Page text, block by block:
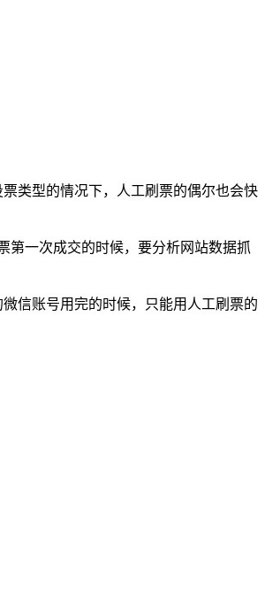
类型的情况下，人工刷票的偶尔也会快
第一次成交的时候，要分析网站数据抓
信账号用完的时候，只能用人工刷票的